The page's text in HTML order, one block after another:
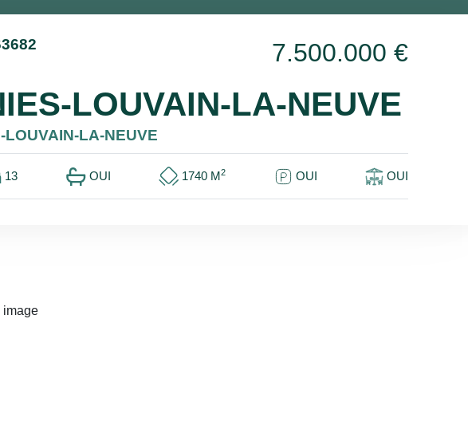
7.500.000 €
LOUVAIN-LA-NEUVE
LOUVAIN-LA-NEUVE
13 OUI 1740 M2 OUI OUI